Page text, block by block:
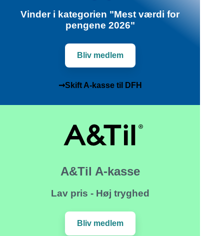
Vinder i kategorien "Mest værdi for
pengene 2026"
Bliv medlem
➞Skift A-kasse til DFH
A&Til A-kasse
Lav pris - Høj tryghed
Bliv medlem